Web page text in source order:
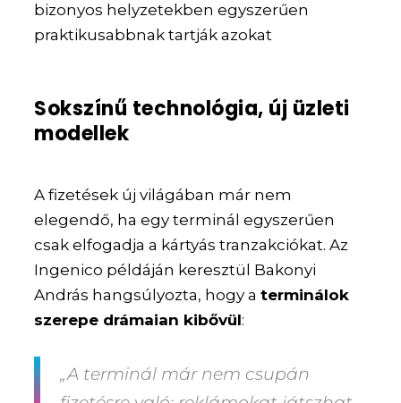
bizonyos helyzetekben egyszerűen
praktikusabbnak tartják azokat
Sokszínű technológia, új üzleti
modellek
A fizetések új világában már nem
elegendő, ha egy terminál egyszerűen
csak elfogadja a kártyás tranzakciókat. Az
Ingenico példáján keresztül Bakonyi
András hangsúlyozta, hogy aterminálok
szerepe drámaian kibővül:
„A terminál már nem csupán